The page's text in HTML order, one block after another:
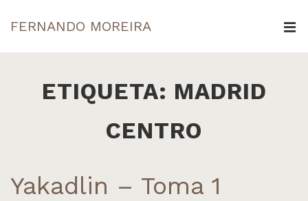
Saltar
al
principal
FERNANDO MOREIRA
principalETIQUETA: MADRID
CENTRO
Yakadlin – Toma 1